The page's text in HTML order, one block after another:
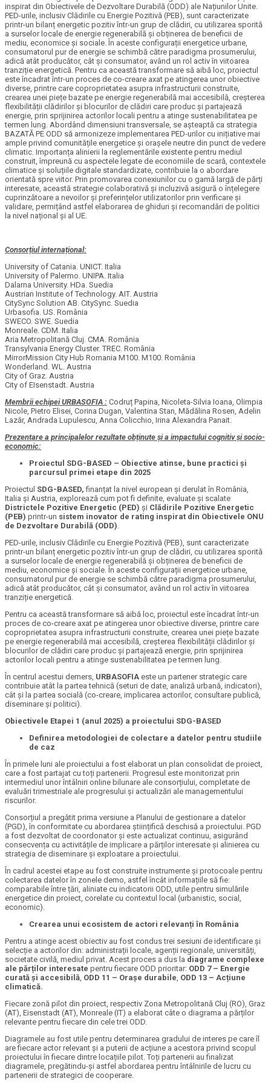
inspirat din Obiectivele de Dezvoltare Durabilă (ODD) ale Națiunilor Unite.
PED-urile, inclusiv Clădirile cu Energie Pozitivă (PEB), sunt caracterizate
printr-un bilanț energetic pozitiv într-un grup de clădiri, cu utilizarea sporită
a surselor locale de energie regenerabilă și obținerea de beneficii de
mediu, economice și sociale. În aceste configurații energetice urbane,
consumatorul pur de energie se schimbă către paradigma prosumerului,
adică atât producător, cât și consumator, având un rol activ în viitoarea
tranziție energetică. Pentru ca această transformare să aibă loc, proiectul
este încadrat într-un proces de co-creare axat pe atingerea unor obiective
diverse, printre care coproprietatea asupra infrastructurii construite,
crearea unei piețe bazate pe energie regenerabilă mai accesibilă, creșterea
flexibilității clădirilor și blocurilor de clădiri care produc și partajează
energie, prin sprijinirea actorilor locali pentru a atinge sustenabilitatea pe
termen lung. Abordând dimensiuni transversale, se așteaptă ca strategia
BAZATĂ PE ODD să armonizeze implementarea PED-urilor cu inițiative mai
ample privind comunitățile energetice și orașele neutre din punct de vedere
climatic. Importanța alinierii la reglementările existente pentru mediul
construit, împreună cu aspectele legate de economiile de scară, contextele
climatice și soluțiile digitale standardizate, contribuie la o abordare
orientată spre viitor. Prin promovarea conexiunilor cu o gamă largă de părți
interesate, această strategie colaborativă și incluzivă asigură o înțelegere
cuprinzătoare a nevoilor și preferințelor utilizatorilor prin verificare și
validare, permițând astfel elaborarea de ghiduri și recomandări de politici
la nivel național și al UE.
Consorțiul internațional:
University of Catania. UNICT. Italia
University of Palermo. UNIPA. Italia
Dalarna University. HDa. Suedia
Austrian Institute of Technology. AIT. Austria
CitySync Solution AB. CitySync. Suedia
Urbasofia. US. România
SWECO. SWE. Suedia
Monreale. CDM. Italia
Aria Metropolitană Cluj. CMA. România
Transylvania Energy Cluster. TREC. România
MirrorMission City Hub Romania M100. M100. România
Wonderland. WL. Austria
City of Graz. Austria
City of EIsenstadt. Austria
Membrii echipei URBASOFIA : Codruț Papina, Nicoleta-Silvia Ioana, Olimpia
Nicole, Pietro Elisei, Corina Dugan, Valentina Stan, Mădălina Rosen, Adelin
Lazăr, Andrada Lupulescu, Anna Colicchio, Irina Alexandra Panait.
Prezentare a principalelor rezultate obținute și a impactului cognitiv și socio-
economic:
Proiectul SDG-BASED – Obiective atinse, bune practici și
parcursul primei etape din 2025
Proiectul SDG-BASED, finanțat la nivel european și derulat în România,
Italia și Austria, explorează cum pot fi definite, evaluate și scalate
Districtele Pozitive Energetic (PED) și Clădirile Pozitive Energetic
(PEB) printr-un sistem inovator de rating inspirat din Obiectivele ONU
de Dezvoltare Durabilă (ODD).
PED-urile, inclusiv Clădirile cu Energie Pozitivă (PEB), sunt caracterizate
printr-un bilanț energetic pozitiv într-un grup de clădiri, cu utilizarea sporită
a surselor locale de energie regenerabilă și obținerea de beneficii de
mediu, economice și sociale. În aceste configurații energetice urbane,
consumatorul pur de energie se schimbă către paradigma prosumerului,
adică atât producător, cât și consumator, având un rol activ în viitoarea
tranziție energetică.
Pentru ca această transformare să aibă loc, proiectul este încadrat într-un
proces de co-creare axat pe atingerea unor obiective diverse, printre care
coproprietatea asupra infrastructurii construite, crearea unei piețe bazate
pe energie regenerabilă mai accesibilă, creșterea flexibilității clădirilor și
blocurilor de clădiri care produc și partajează energie, prin sprijinirea
actorilor locali pentru a atinge sustenabilitatea pe termen lung.
În centrul acestui demers, URBASOFIA este un partener strategic care
contribuie atât la partea tehnică (seturi de date, analiză urbană, indicatori),
cât și la partea socială (co-creare, implicarea actorilor, consultare publică,
diseminare și politici).
Obiectivele Etapei 1 (anul 2025) a proiectului SDG-BASED
Definirea metodologiei de colectare a datelor pentru studiile
de caz
În primele luni ale proiectului a fost elaborat un plan consolidat de proiect,
care a fost partajat cu toți partenerii. Progresul este monitorizat prin
intermediul unor întâlniri online bilunare ale consorțiului, completate de
evaluări trimestriale ale progresului și actualizări ale managementului
riscurilor.
Consorțiul a pregătit prima versiune a Planului de gestionare a datelor
(PGD), în conformitate cu abordarea științifică deschisă a proiectului. PGD
a fost dezvoltat de coordonator și este actualizat continuu, asigurând
consecvența cu activitățile de implicare a părților interesate și alinierea cu
strategia de diseminare și exploatare a proiectului.
În cadrul acestei etape au fost construite instrumente și protocoale pentru
colectarea datelor în zonele demo, astfel încât informațiile să fie:
comparabile între țări, aliniate cu indicatorii ODD, utile pentru simulările
energetice din proiect, corelate cu contextul local (urbanistic, social,
economic).
Crearea unui ecosistem de actori relevanți în România
Pentru a atinge acest obiectiv au fost condus trei sesiuni de identificare și
selecție a actorilor din: administrații locale, agenții regionale, universități,
societate civilă, mediul privat. Acest proces a dus la diagrame complexe
ale părților interesate pentru fiecare ODD prioritar: ODD 7 – Energie
curată și accesibilă, ODD 11 – Orașe durabile, ODD 13 – Acțiune
climatică.
Fiecare zonă pilot din proiect, respectiv Zona Metropolitană Cluj (RO), Graz
(AT), Eisenstadt (AT), Monreale (IT) a elaborat câte o diagrama a părților
relevante pentru fiecare din cele trei ODD.
Diagramele au fost utile pentru determinarea gradului de interes pe care îl
are fiecare actor relevant și a puterii de acțiune a acestora privind scopul
proiectului în fiecare dintre locațiile pilot. Toți partenerii au finalizat
diagramele, pregătindu-și astfel abordarea pentru întâlnirile de lucru cu
partenerii de strategici de cooperare.